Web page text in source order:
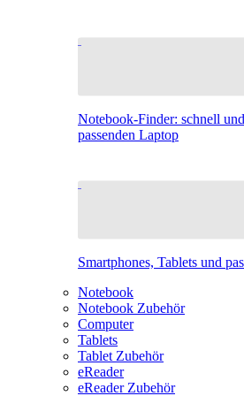
Notebook-Finder: schnell
passenden Laptop
Smartphones, Tablets und
Notebook
Notebook Zubehör
Computer
Tablets
Tablet Zubehör
eReader
eReader Zubehör